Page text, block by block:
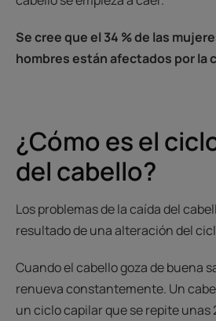
Se cree que el 34 % de las
hombres están afectados por la
¿Cómo es el
del cabello?
Los problemas de la caída del
resultado de una alteración del
Cuando el cabello goza de buena
renueva constantemente. Un
un ciclo capilar que se repite unas